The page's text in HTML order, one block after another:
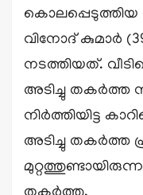
കൊലപ്പെടുത്തിയ
വിനോദ് കുമാർ
നടത്തിയത്.
അടിച്ചു തകർത്ത
നിർത്തിയിട്ട
അടിച്ചു തകർത്ത